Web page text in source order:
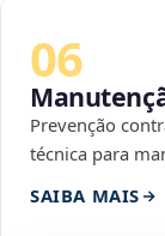
06
Prevenção
técnica para
SAIBA MAIS